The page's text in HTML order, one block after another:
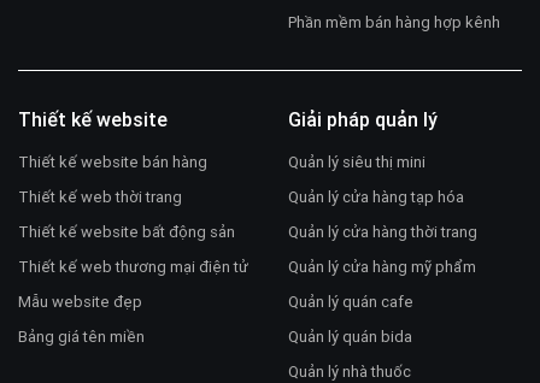
Phần mềm bán hàng hợp kênh
Thiết kế website
Thiết kế website bán hàng
Thiết kế web thời trang
Thiết kế website bất động sản
Thiết kế web thương mại điện tử
Mẫu website đẹp
Bảng giá tên miền
Giải pháp quản lý
Quản lý siêu thị mini
Quản lý cửa hàng tạp hóa
Quản lý cửa hàng thời trang
Quản lý cửa hàng mỹ phẩm
Quản lý quán cafe
Quản lý quán bida
Quản lý nhà thuốc